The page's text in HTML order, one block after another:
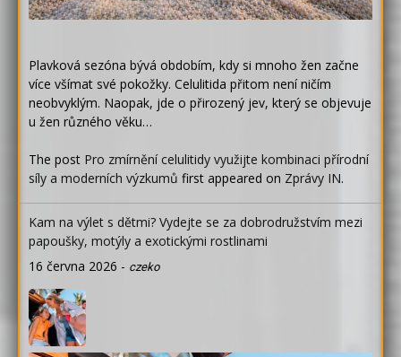
Plavková sezóna bývá obdobím, kdy si mnoho žen začne
více všímat své pokožky. Celulitida přitom není ničím
neobvyklým. Naopak, jde o přirozený jev, který se objevuje
u žen různého věku…
The post Pro zmírnění celulitidy využijte kombinaci přírodní
síly a moderních výzkumů first appeared on Zprávy IN.
Kam na výlet s dětmi? Vydejte se za dobrodružstvím mezi
papoušky, motýly a exotickými rostlinami
16 června 2026 - czeko